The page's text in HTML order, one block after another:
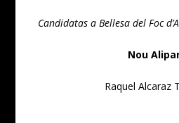
Candidatas a Bellesa del Foc
Nou
Raquel Alcaraz